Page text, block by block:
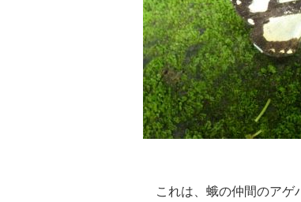
これは、蛾の仲間のアゲ